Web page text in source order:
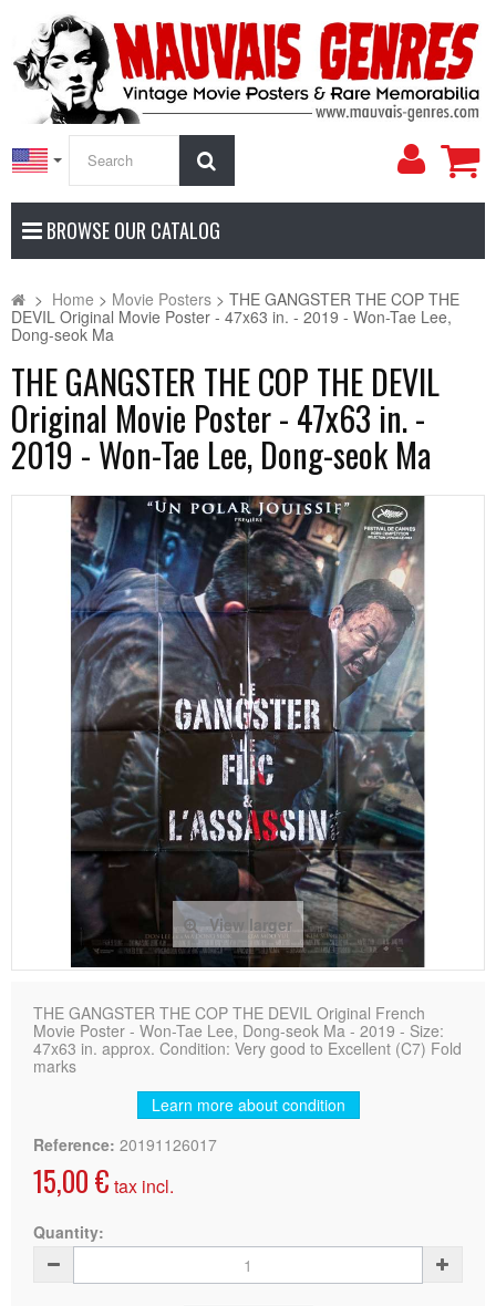
My
BROWSE OUR CATALOG
> Home > Movie Posters > THE GANGSTER THE COP THE
DEVIL Original Movie Poster - 47x63 in. - 2019 - Won-Tae Lee,
Dong-seok Ma
THE GANGSTER THE COP THE DEVIL
Original Movie Poster - 47x63 in. -
2019 - Won-Tae Lee, Dong-seok Ma
View larger
THE GANGSTER THE COP THE DEVIL Original French
Movie Poster - Won-Tae Lee, Dong-seok Ma - 2019 - Size:
47x63 in. approx. Condition: Very good to Excellent (C7) Fold
marks
Learn more about condition
Reference: 20191126017
15,00 € tax incl.
Quantity: